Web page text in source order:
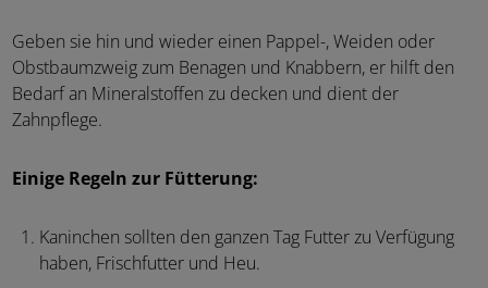
Geben sie hin und wieder einen Pappel-, Weiden oder
Obstbaumzweig zum Benagen und Knabbern, er hilft den
Bedarf an Mineralstoffen zu decken und dient der
Zahnpflege.
Einige Regeln zur Fütterung:
Kaninchen sollten den ganzen Tag Futter zu Verfügung
haben, Frischfutter und Heu.